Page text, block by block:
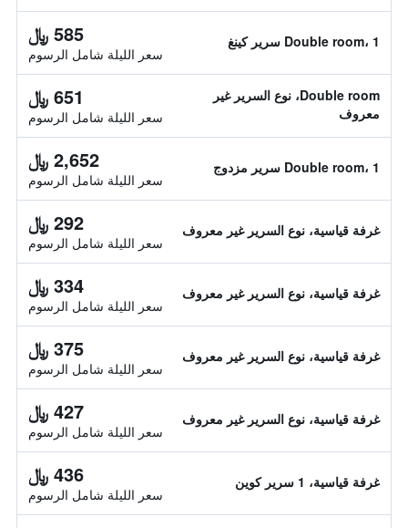
Double room، 1 سرير كينغ 585 ﷼
سعر الليلة شامل الرسوم
Double room، نوع السرير غير
معروف
651 ﷼
سعر الليلة شامل الرسوم
Double room، 1 سرير مزدوج 2,652 ﷼
سعر الليلة شامل الرسوم
غرفة قياسية، نوع السرير غير معروف 292 ﷼
سعر الليلة شامل الرسوم
غرفة قياسية، نوع السرير غير معروف 334 ﷼
سعر الليلة شامل الرسوم
غرفة قياسية، نوع السرير غير معروف 375 ﷼
سعر الليلة شامل الرسوم
غرفة قياسية، نوع السرير غير معروف 427 ﷼
سعر الليلة شامل الرسوم
غرفة قياسية، 1 سرير كوين 436 ﷼
سعر الليلة شامل الرسوم